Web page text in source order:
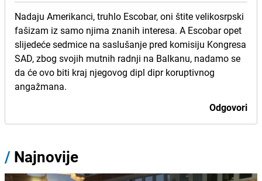
Nadaju Amerikanci, truhlo Escobar, oni štite velikosrpski
fašizam iz samo njima znanih interesa. A Escobar opet
slijedeće sedmice na saslušanje pred komisiju Kongresa
SAD, zbog svojih mutnih radnji na Balkanu, nadamo se
da će ovo biti kraj njegovog dipl dipr koruptivnog
angažmana.
Odgovori
/ Najnovije